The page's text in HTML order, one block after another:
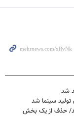
شد
سینما شد
حذف از یک بخش